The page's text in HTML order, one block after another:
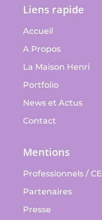
Liens rapide
Accueil
A Propos
La Maison Henri
Portfolio
News et Actus
Contact
Mentions
Professionnels / CE
Partenaires
Presse